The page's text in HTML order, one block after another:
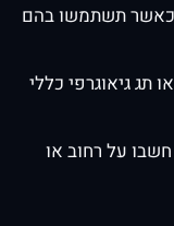
כאשר תשתמשו בהם
תג גיאוגרפי כללי
על רחוב או